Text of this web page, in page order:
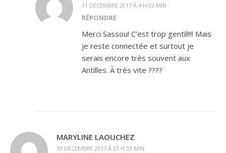
11 DÉCEMBRE 2017 À 4 H 03 MIN
RÉPONDRE
Merci Sassou! C’est trop gentil!!!! Mais
je reste connectée et surtout je
serais encore très souvent aux
Antilles. À très vite ????
MARYLINE LAOUCHEZ
10 DÉCEMBRE 2017 À 21 H 33 MIN